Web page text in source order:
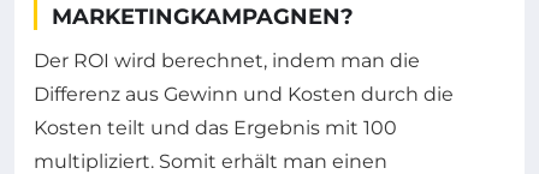
MARKETINGKAMPAGNEN?
Der ROI wird berechnet, indem man die
Differenz aus Gewinn und Kosten durch die
Kosten teilt und das Ergebnis mit 100
multipliziert. Somit erhält man einen